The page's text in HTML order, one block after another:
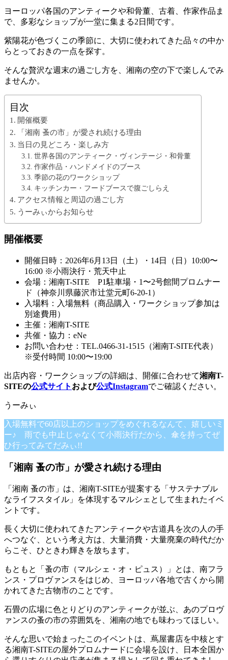
ヨーロッパ各国のアンティークや和骨董、古着、作家作品ま
で、多彩なショップが一堂に集まる2日間です。
紫陽花が色づくこの季節に、大切に使われてきた品々の中か
らとっておきの一点を探す。
そんな贅沢な週末の過ごし方を、湘南の空の下で楽しんでみ
ませんか。
目次
開催概要
「湘南 蚤の市」が愛され続ける理由
当日の見どころ・楽しみ方
世界各国のアンティーク・ヴィンテージ・和骨董
作家作品・ハンドメイドのブース
季節の花のワークショップ
キッチンカー・フードブースで腹ごしらえ
アクセス情報と周辺の過ごし方
うーみぃからお知らせ
開催概要
開催日時：2026年6月13日（土）・14日（日）10:00〜
16:00 ※小雨決行・荒天中止
会場：湘南T-SITE P1駐車場・1〜2号館間プロムナー
ド（神奈川県藤沢市辻堂元町6-20-1）
入場料：入場無料（商品購入・ワークショップ参加は
別途費用）
主催：湘南T-SITE
共催・協力：eNe
お問い合わせ：TEL.0466-31-1515（湘南T-SITE代表）
※受付時間 10:00〜19:00
出店内容・ワークショップの詳細は、開催に合わせて湘南T-
SITEの公式サイト および公式Instagramでご確認ください。
入場無料で60店以上のショップをめぐれるなんて、嬉しいミ
ー♪ 雨でも中止じゃなくて小雨決行だから、傘を持ってぜ
ひ行ってみてだみぃ!!
「湘南 蚤の市」が愛され続ける理由
「湘南 蚤の市」は、湘南T-SITEが提案する「サステナブル
なライフスタイル」を体現するマルシェとして生まれたイベ
ントです。
長く大切に使われてきたアンティークや古道具を次の人の手
へつなぐ、という考え方は、大量消費・大量廃棄の時代だか
らこそ、ひときわ輝きを放ちます。
もともと「蚤の市（マルシェ・オ・ピュス）」とは、南フラ
ンス・プロヴァンスをはじめ、ヨーロッパ各地で古くから開
かれてきた古物市のことです。
石畳の広場に色とりどりのアンティークが並ぶ、あのプロヴ
ァンスの蚤の市の雰囲気を、湘南の地でも味わってほしい。
そんな思いで始まったこのイベントは、蔦屋書店を中核とす
る湘南T-SITEの屋外プロムナードに会場を設け、日本全国か